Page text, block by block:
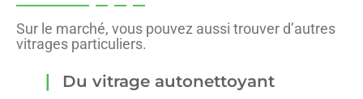
Sur le marché, vous pouvez aussi trouver d’autres
vitrages particuliers.
Du vitrage autonettoyant